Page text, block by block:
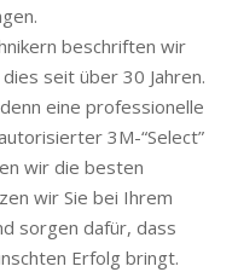
beschriften wir
seit über 30 Jahren.
eine professionelle
3M-“Select”
wir die besten
wir Sie bei Ihrem
sorgen dafür, dass
Erfolg bringt.